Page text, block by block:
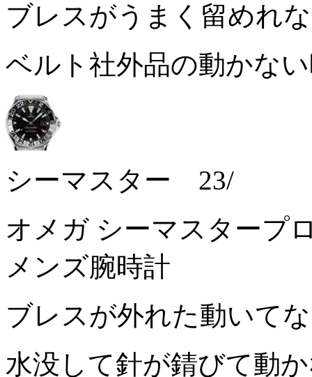
ブレスがうまく留めれ
ベルト社外品の動かな
シーマスター 23/
オメガ シーマスタープ
メンズ腕時計
ブレスが外れた動いて
水没して針が錆びて動